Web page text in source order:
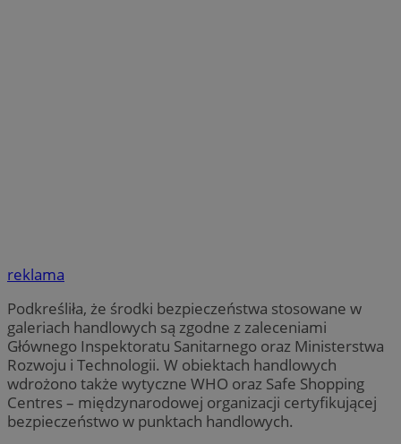
reklama
Podkreśliła, że środki bezpieczeństwa stosowane w
galeriach handlowych są zgodne z zaleceniami
Głównego Inspektoratu Sanitarnego oraz Ministerstwa
Rozwoju i Technologii. W obiektach handlowych
wdrożono także wytyczne WHO oraz Safe Shopping
Centres – międzynarodowej organizacji certyfikującej
bezpieczeństwo w punktach handlowych.